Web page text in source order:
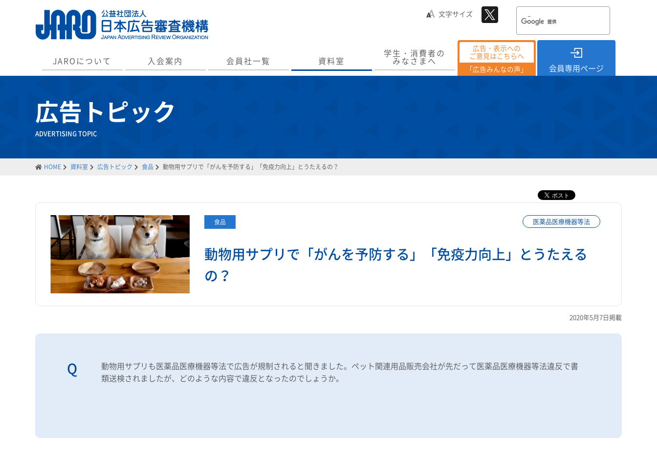
文字サイズ
JAROについて 入会案内 会員社一覧 資料室
学生・消費者の
みなさまへ
広告・表示への
ご意見はこちらへ
「広告みんなの声」
会員専用ページ
広告トピック
ADVERTISING TOPIC
HOME 資料室 広告トピック 食品 動物用サプリで「がんを予防する」「免疫力向上」とうたえるの？
医薬品医療機器等法
食品
動物用サプリで「がんを予防する」「免疫力向上」とうたえる
の？
2020年5月7日掲載
動物用サプリも医薬品医療機器等法で広告が規制されると聞きました。ペット関連用品販売会社が先だって医薬品医療機器等法違反で書
類送検されましたが、どのような内容で違反となったのでしょうか。